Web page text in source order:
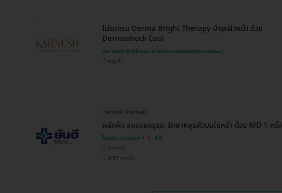
โปรแกรม Derma Bright Therapy บำรุงผิวหน้า ด้วย
Dermashock Cool
Karnesh Wellness (การ์เนชเวลเนสคลินิกเวชกรรม)
พญาไท
จองฟรี! จ่ายทีหลัง
ผลัดผิว ลดรอยขรุขระ รักษาหลุมสิวบนใบหน้า ด้วย MD 1 ครั้ง
โรงพยาบาลยันฮี
4.8
บางพลัด
MRT บางอ้อ